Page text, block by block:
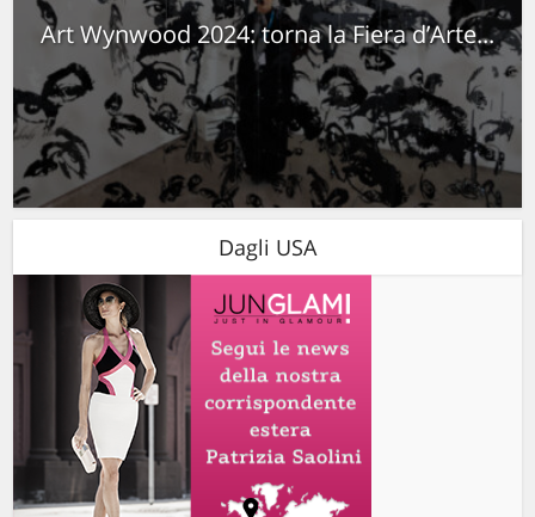
Art Wynwood 2024: torna la Fiera d’Arte...
Dagli USA